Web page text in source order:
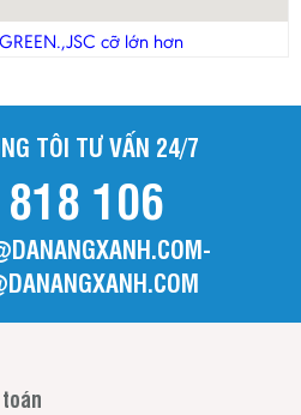
cỡ lớn hơn
TÔI TƯ VẤN 24/7
106